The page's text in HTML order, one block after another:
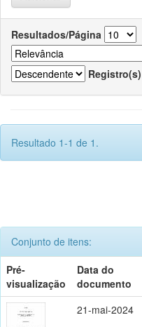
Resultados/Página
Registro(s)
Resultado 1-1 de 1.
Conjunto de itens:
Pré-
visualização
Data do
documento
21-mai-2024